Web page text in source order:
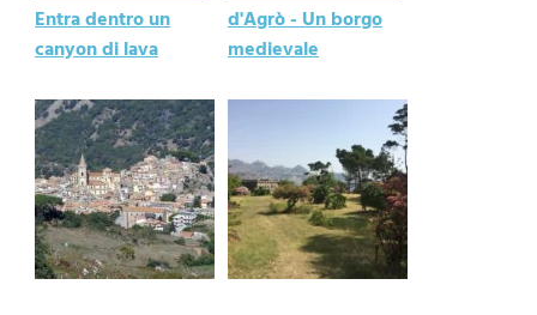
Entra dentro un
canyon di lava
d'Agrò - Un borgo
medievale